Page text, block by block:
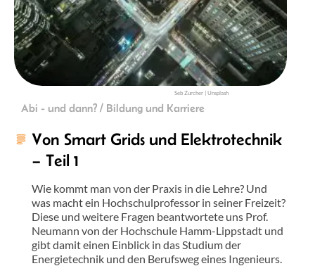
Seb Zurcher | Unsplash
Abi - und dann? / Bildung und Karriere
Von Smart Grids und Elektrotechnik
– Teil 1
Wie kommt man von der Praxis in die Lehre? Und
was macht ein Hochschulprofessor in seiner Freizeit?
Diese und weitere Fragen beantwortete uns Prof.
Neumann von der Hochschule Hamm-Lippstadt und
gibt damit einen Einblick in das Studium der
Energietechnik und den Berufsweg eines Ingenieurs.